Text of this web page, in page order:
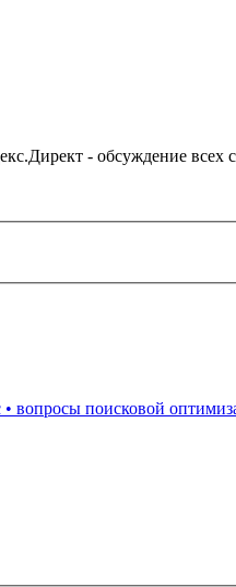
- обсуждение всех
вопросы поисковой